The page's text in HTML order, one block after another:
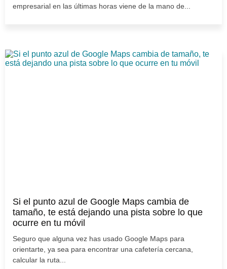
empresarial en las últimas horas viene de la mano de...
Si el punto azul de Google Maps cambia de
tamaño, te está dejando una pista sobre lo que
ocurre en tu móvil
Seguro que alguna vez has usado Google Maps para
orientarte, ya sea para encontrar una cafetería cercana,
calcular la ruta...